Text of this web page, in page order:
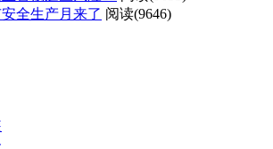
全生产月来了 阅读(9646)